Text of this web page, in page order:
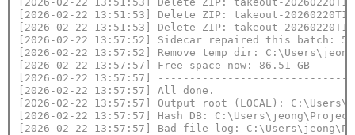
[2026-02-22 13:51:53] Delete ZIP: takeout-
[2026-02-22 13:51:53] Delete ZIP: takeout-
[2026-02-22 13:57:52] Sidecar repaired this batch: 5
[2026-02-22 13:57:52] Remove temp dir:
[2026-02-22 13:57:57] Free space now: 86.51 GB
[2026-02-22 13:57:57]
[2026-02-22 13:57:57] All done.
[2026-02-22 13:57:57] Output root (LOCAL):
[2026-02-22 13:57:57] Hash DB:
[2026-02-22 13:57:57] Bad file log: